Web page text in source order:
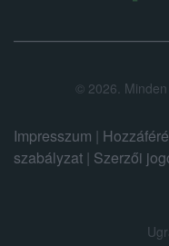
© 2026.
Impresszum |
szabályzat | Szerzői